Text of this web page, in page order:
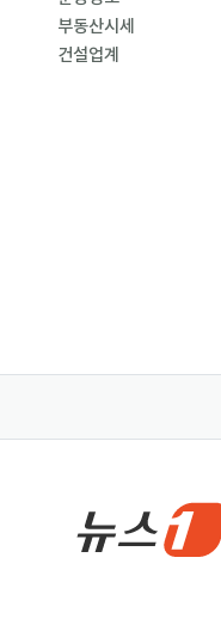
부동산시세
건설업계